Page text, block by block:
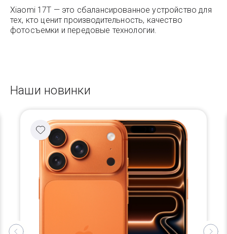
Xiaomi 17T — это сбалансированное устройство для
тех, кто ценит производительность, качество
фотосъемки и передовые технологии.
Наши новинки